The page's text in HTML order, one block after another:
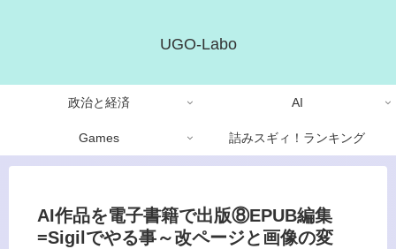
UGO-Labo
政治と経済 AI
Games 詰みスギィ！ランキング
AI作品を電子書籍で出版⑧EPUB編集
=Sigilでやる事～改ページと画像の変